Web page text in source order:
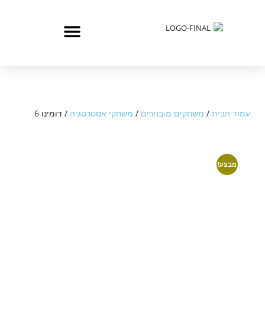
עמוד הבית / משחקים מובחרים / משחקי אסטרטגיה / דומינו 6
מבצע!